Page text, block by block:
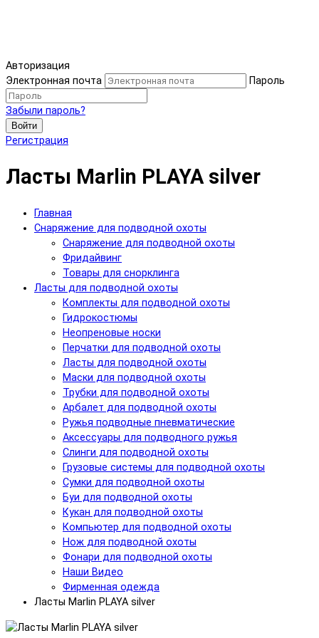
Авторизация
Электронная почта
Пароль
Забыли пароль?
Войти
Регистрация
Ласты Marlin PLAYA silver
Главная
Снаряжение для подводной охоты
Снаряжение для подводной охоты
Фридайвинг
Товары для снорклинга
Ласты для подводной охоты
Комплекты для подводной охоты
Гидрокостюмы
Неопреновые носки
Перчатки для подводной охоты
Ласты для подводной охоты
Маски для подводной охоты
Трубки для подводной охоты
Арбалет для подводной охоты
Ружья подводные пневматические
Аксессуары для подводного ружья
Слинги для подводной охоты
Грузовые системы для подводной охоты
Сумки для подводной охоты
Буи для подводной охоты
Кукан для подводной охоты
Компьютер для подводной охоты
Нож для подводной охоты
Фонари для подводной охоты
Наши Видео
Фирменная одежда
Ласты Marlin PLAYA silver